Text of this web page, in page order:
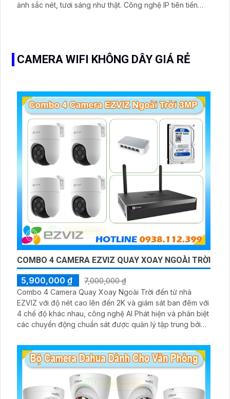
ảnh sắc nét, tươi sáng như thật. Công nghệ IP tiên tiến
CAMERA WIFI KHÔNG DÂY GIÁ RẺ
COMBO 4 CAMERA EZVIZ QUAY XOAY NGOÀI TRỜI
5,900,000 ₫
7,000,000 ₫
Combo 4 Camera Quay Xoay Ngoài Trời đến từ nhà
EZVIZ với độ nét cao lên đến 2K và giám sát ban đêm với
4 chế độ khác nhau, công nghệ AI Phát hiện và phân biệt
các chuyển động chuẩn sát được quản lý tập trung bởi